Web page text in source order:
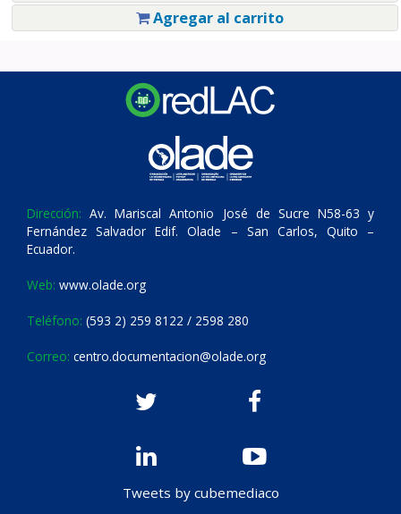
Agregar al carrito
Dirección: Av. Mariscal Antonio José de Sucre N58-63 y
Fernández Salvador Edif. Olade – San Carlos, Quito –
Ecuador.
Web: www.olade.org
Teléfono: (593 2) 259 8122 / 2598 280
Correo: centro.documentacion@olade.org
Tweets by cubemediaco